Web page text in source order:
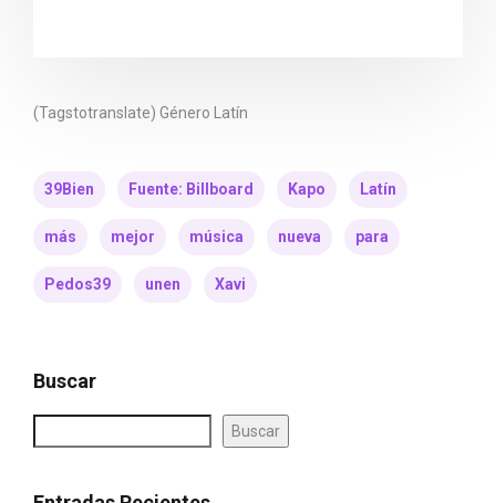
(Tagstotranslate) Género Latín
39Bien Fuente: Billboard Kapo Latín
más mejor música nueva para
Pedos39 unen Xavi
Buscar
Buscar